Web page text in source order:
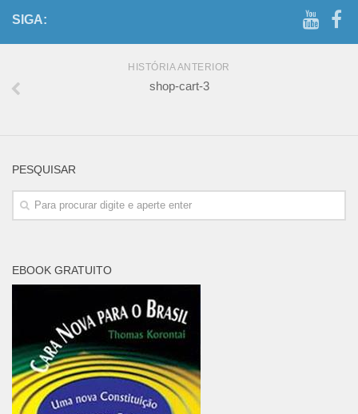
SIGA:
HISTÓRIA ANTERIOR
shop-cart-3
PESQUISAR
EBOOK GRATUITO